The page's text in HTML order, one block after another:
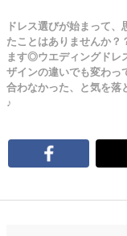
ドレス選びが始まって
たことはありませんか？
ます◎ウエディングドレ
ザインの違いでも変わっ
合わなかった、と気を落
♪